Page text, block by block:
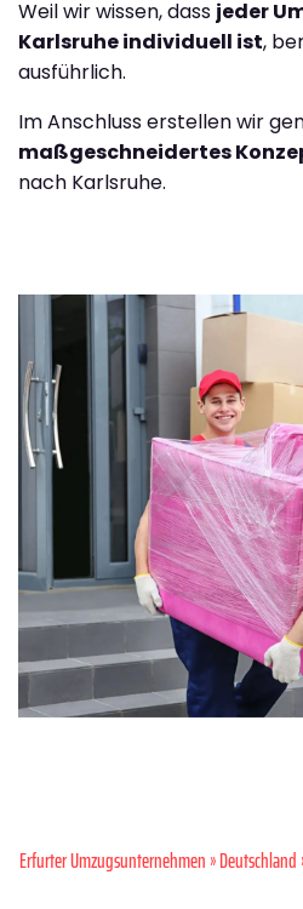
Weil wir wissen, dass jeder
Karlsruhe individuell ist,
ausführlich.
Im Anschluss erstellen wir
maßgeschneidertes
nach Karlsruhe.
Erfurter Umzugsunternehmen»Deutschland